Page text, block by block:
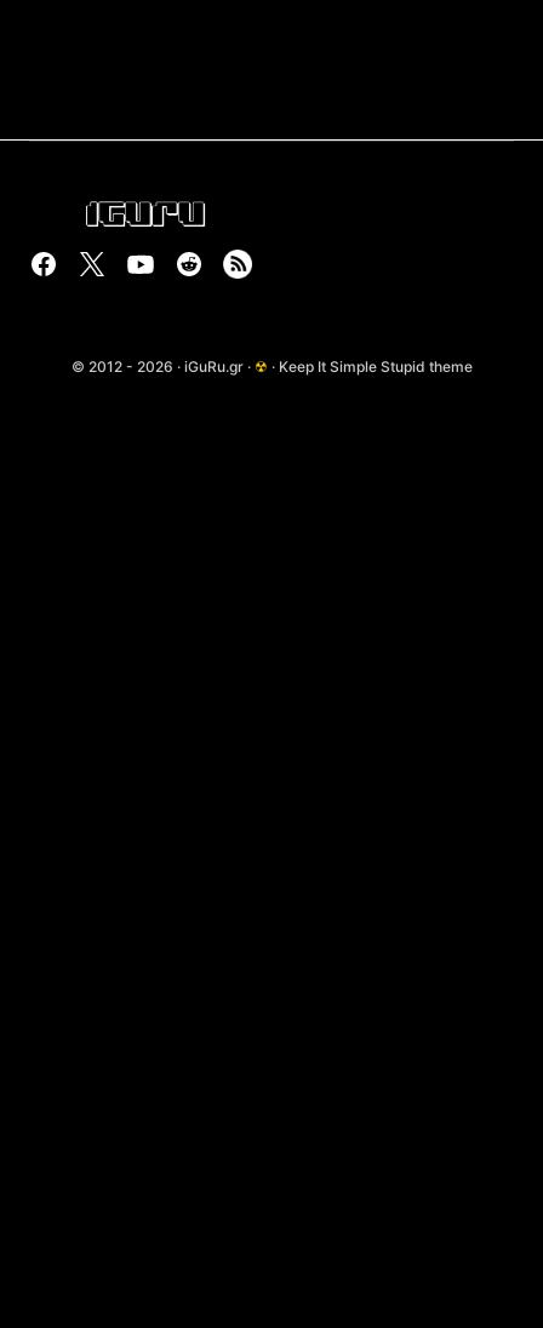
© 2012 - 2026 · iGuRu.gr · ☢ · Keep It Simple Stupid theme